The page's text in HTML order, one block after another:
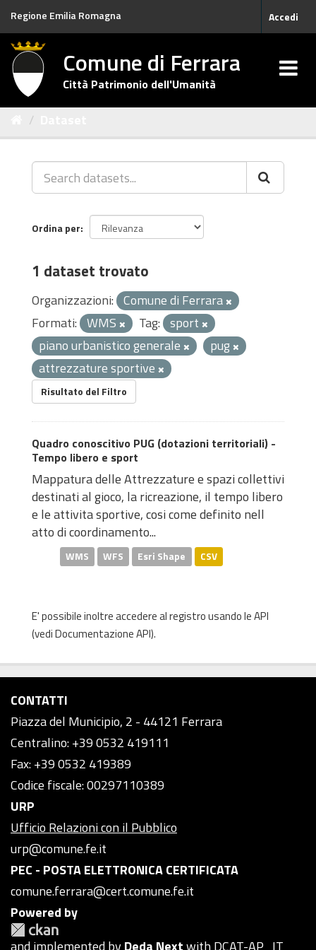
Salta
contenuto
Regione Emilia Romagna Accedi
Comune di Ferrara
Città Patrimonio dell'Umanità
Ordina per
1 dataset trovato
Organizzazioni: Comune di Ferrara
Formati: WMS Tag: sport
piano urbanistico generale
pug
attrezzature sportive
Risultato del Filtro
Quadro conoscitivo PUG (dotazioni territoriali) -
Tempo libero e sport
Mappatura delle Attrezzature e spazi collettivi
destinati al gioco, la ricreazione, il tempo libero
e le attivita sportive, cosi come definito nell
atto di coordinamento...
WMS WFS Esri Shape CSV
E' possibile inoltre accedere al registro usando leAPI
(vediDocumentazione API).
CONTATTI
Piazza del Municipio, 2 - 44121 Ferrara
Centralino: +39 0532 419111
Fax: +39 0532 419389
Codice fiscale: 00297110389
URP
Ufficio Relazioni con il Pubblico
urp@comune.fe.it
PEC - POSTA ELETTRONICA CERTIFICATA
comune.ferrara@cert.comune.fe.it
Powered by
and implemented byDeda Nextwith DCAT-AP_IT